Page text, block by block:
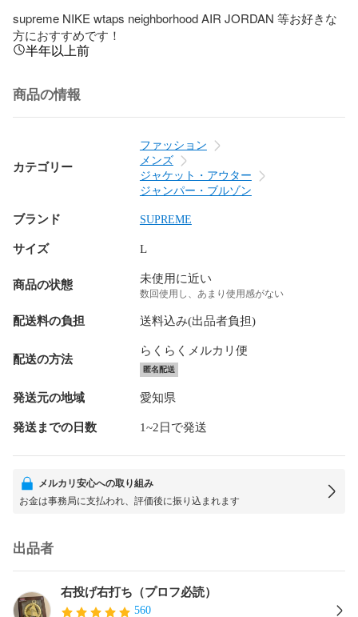
supreme NIKE wtaps neighborhood AIR JORDAN 等お好きな
方におすすめです！
半年以上前
商品の情報
カテゴリー
ファッション
メンズ
ジャケット・アウター
ジャンパー・ブルゾン
ブランド SUPREME
サイズ L
商品の状態 未使用に近い
数回使用し、あまり使用感がない
配送料の負担 送料込み(出品者負担)
配送の方法
らくらくメルカリ便
匿名配送
発送元の地域 愛知県
発送までの日数 1~2日で発送
メルカリ安心への取り組み
お金は事務局に支払われ、評価後に振り込まれます
出品者
右投げ右打ち（プロフ必読）
560